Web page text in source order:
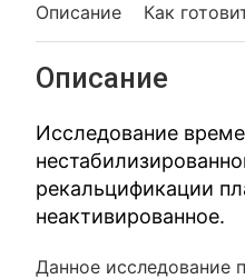
Описание Как
Описание
Исследование
рекальцификации
неактивированное.
Данное исследование